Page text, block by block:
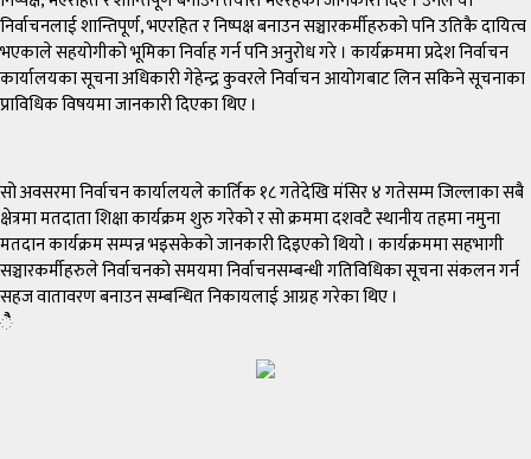
निर्वाचनलाई शान्तिपूर्ण, भएरहित र निष्पक्ष बनाउन सञ्चारकर्मीहरुको पनि उतिकै दायित्व
भएकाले सहयोगीको भूमिका निर्वाह गर्न पनि अनुरोध गरे । कार्यक्रममा प्रदेश निर्वाचन
कार्यालयका सूचना अधिकारी गेहेन्द्र कुवरले निर्वाचन आयोगबाट लिन सकिने सूचनाका
प्राविधिक विषयमा जानकारी दिएका थिए ।
सो अवसरमा निर्वाचन कार्यालयले कार्तिक १८ गतेदेखि मंसिर ४ गतेसम्म जिल्लाका सबै
क्षेत्रमा मतदाता शिक्षा कार्यक्रम शुरु गरेको र सो क्रममा दशवटै स्थानीय तहमा नमुना
मतदान कार्यक्रम सम्पन्न भइसकेको जानकारी दिइएको थियो । कार्यक्रममा सहभागी
सञ्चारकर्मीहरुले निर्वाचनको समयमा निर्वाचनसम्बन्धी गतिविधिका सूचना संकलन गर्न
सहज वातावरण बनाउन सम्बन्धित निकायलाई आग्रह गरेका थिए ।
ैै